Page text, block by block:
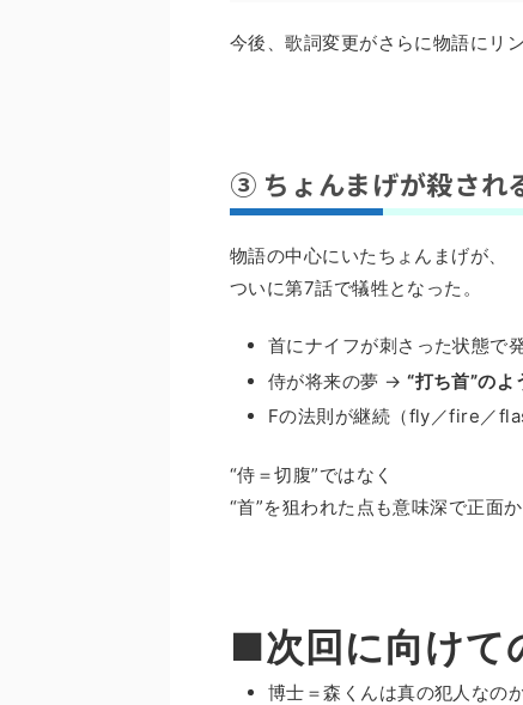
今後、歌詞変更がさらに物語にリ
③ ちょんまげが殺され
物語の中心にいたちょんまげが、
ついに第7話で犠牲となった。
首にナイフが刺さった状態で
侍が将来の夢 →“打ち首”の
Fの法則が継続（fly／fire／
“侍＝切腹”ではなく
“首”を狙われた点も意味深で正面
■次回に向けて
博士＝森くんは真の犯人なの